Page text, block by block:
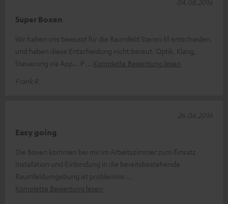
Super Boxen
Wir haben uns bewusst für die Raumfeld Stereo M entschieden,
und haben diese Entscheidung nicht bereut. Optik, Klang,
Steuerung via App... P
Komplette Bewertung lesen
Frank R.
04.08.2016
Easy going
Die Boxen kommen bei mir im Arbeitszimmer zum Einsatz.
Installation und Einbindung in die bereitsbestehende
Raumfeldumgebung ist problemlos
Komplette Bewertung lesen
26.06.2016